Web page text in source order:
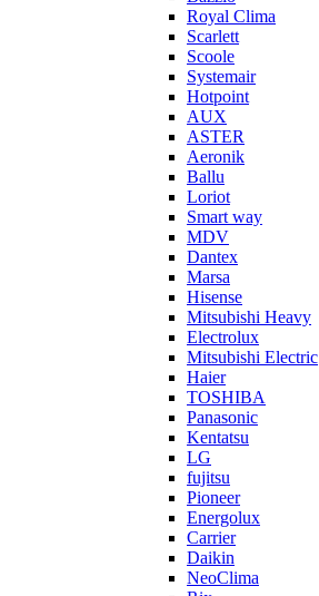
Royal Clima
Scarlett
Scoole
Systemair
Hotpoint
AUX
ASTER
Aeronik
Ballu
Loriot
Smart way
MDV
Dantex
Marsa
Hisense
Mitsubishi Heavy
Electrolux
Mitsubishi Electric
Haier
TOSHIBA
Panasonic
Kentatsu
LG
fujitsu
Pioneer
Energolux
Carrier
Daikin
NeoClima